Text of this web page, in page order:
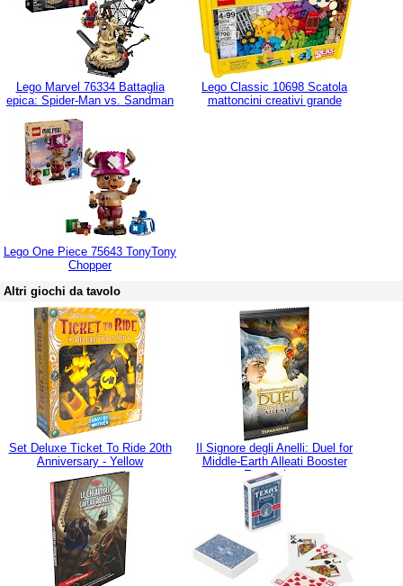
Lego Marvel 76334 Battaglia
epica: Spider-Man vs. Sandman
Lego Classic 10698 Scatola
mattoncini creativi grande
Lego One Piece 75643 TonyTony
Chopper
Altri giochi da tavolo
Set Deluxe Ticket To Ride 20th
Anniversary - Yellow
Il Signore degli Anelli: Duel for
Middle-Earth Alleati Booster
Espansione